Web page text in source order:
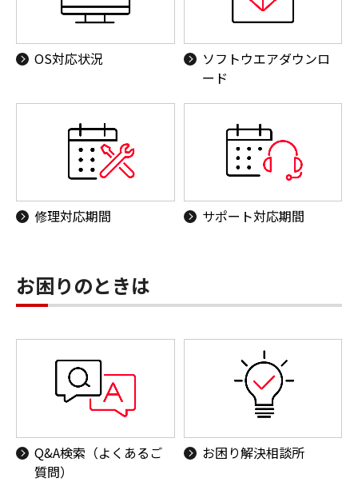
OS対応状況
ソフトウエアダウンロ
ード
修理対応期間 サポート対応期間
お困りのときは
Q&A検索（よくあるご
質問）
お困り解決相談所